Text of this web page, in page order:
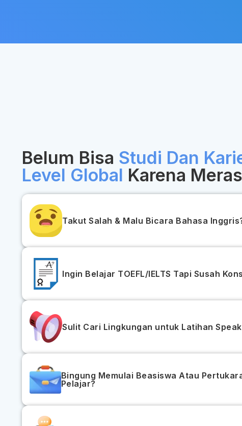
Belum Bisa Studi Dan
Level Global Karena
Takut Salah & Malu Bicara Bahasa
Ingin Belajar TOEFL/IELTS Tapi Susah
Sulit Cari Lingkungan untuk Latihan
Bingung Memulai Beasiswa Atau
Pelajar?